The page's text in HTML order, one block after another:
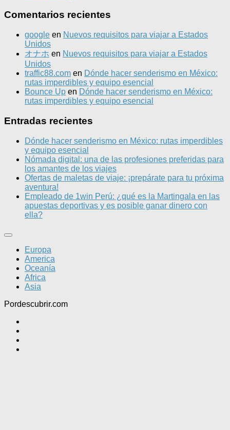
Comentarios recientes
google en Nuevos requisitos para viajar a Estados
Unidos
オナホ en Nuevos requisitos para viajar a Estados
Unidos
traffic88.com en Dónde hacer senderismo en México:
rutas imperdibles y equipo esencial
Bounce Up en Dónde hacer senderismo en México:
rutas imperdibles y equipo esencial
Entradas recientes
Dónde hacer senderismo en México: rutas imperdibles
y equipo esencial
Nómada digital: una de las profesiones preferidas para
los amantes de los viajes
Ofertas de maletas de viaje: ¡prepárate para tu próxima
aventura!
Empleado de 1win Perú: ¿qué es la Martingala en las
apuestas deportivas y es posible ganar dinero con
ella?
Europa
America
Oceanía
Africa
Asia
Pordescubrir.com